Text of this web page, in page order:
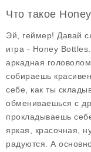
Что такое
Эй, геймер! Давай
игра - Honey Bottles
аркадная
собираешь
себе, как ты
обмениваешься с
прокладываешь
яркая, красочная,
радуются. А